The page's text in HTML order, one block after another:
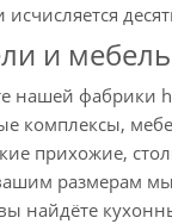
и мебель
нашей фабрики
комплексы,
прихожие,
размерам мы
найдёте